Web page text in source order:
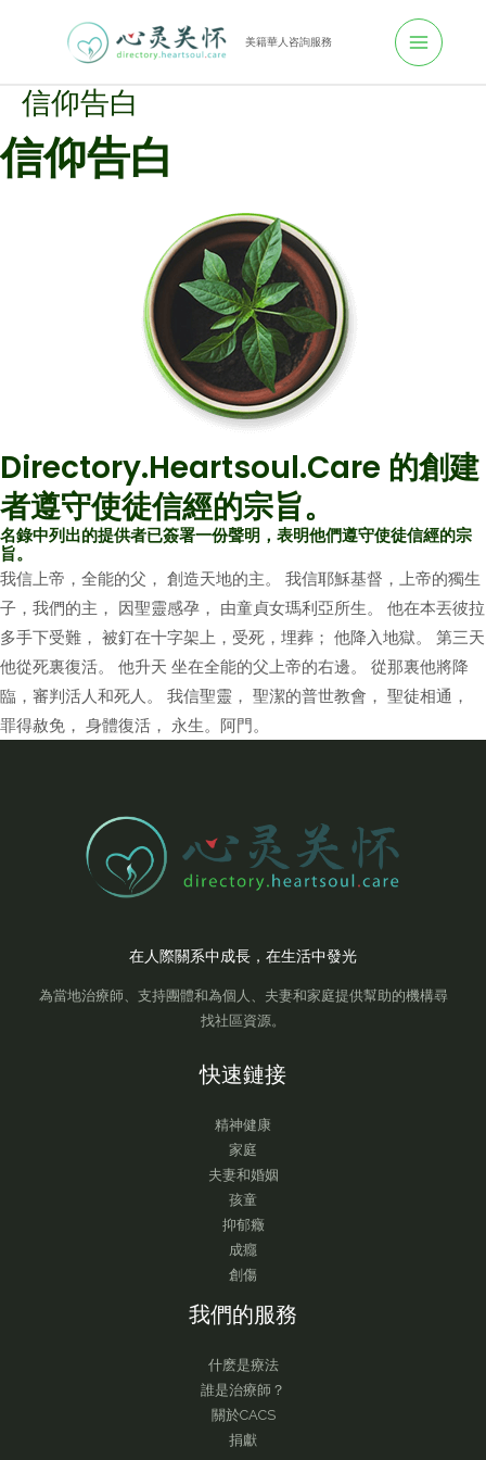
容
美籍華人咨詢服務
M
信仰告白
信仰告白
Directory.heartsoul.care 的創建
者遵守使徒信經的宗旨。
名錄中列出的提供者已簽署一份聲明，表明他們遵守使徒信經的宗
旨。
我信上帝，全能的父， 創造天地的主。 我信耶穌基督，上帝的獨生
子，我們的主， 因聖靈感孕， 由童貞女瑪利亞所生。 他在本丟彼拉
多手下受難， 被釘在十字架上，受死，埋葬； 他降入地獄。 第三天
他從死裏復活。 他升天 坐在全能的父上帝的右邊。 從那裏他將降
臨，審判活人和死人。 我信聖靈， 聖潔的普世教會， 聖徒相通，
罪得赦免， 身體復活， 永生。阿門。
在人際關系中成長，在生活中發光
為當地治療師、支持團體和為個人、夫妻和家庭提供幫助的機構尋
找社區資源。
快速鏈接
精神健康
家庭
夫妻和婚姻
孩童
抑郁癥
成癮
創傷
我們的服務
什麽是療法
誰是治療師？
關於CACS
捐獻